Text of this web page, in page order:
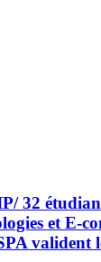
32
et E-
valident